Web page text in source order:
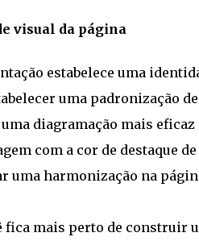
visual da página
estabelece uma
uma padronização
diagramação mais eficaz
com a cor de destaque
uma harmonização na
fica mais perto de construir